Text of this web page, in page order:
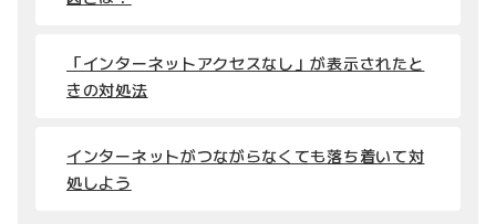
「インターネットアクセスなし」が表示されたと
きの対処法
インターネットがつながらなくても落ち着いて対
処しよう